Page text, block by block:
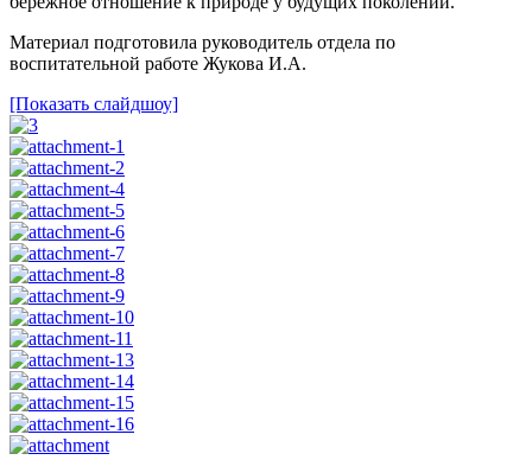
Материал подготовила руководитель отдела по
воспитательной работе Жукова И.А.
[Показать слайдшоу]